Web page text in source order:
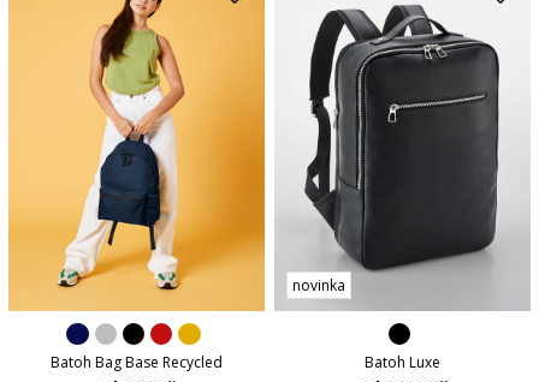
Batoh Bag Base Recycled
novinka
Batoh Luxe